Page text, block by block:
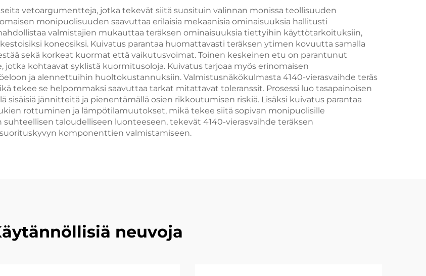
vetoargumentteja, jotka tekevät siitä suosituin valinnan monissa teollisuuden
monipuolisuuden saavuttaa erilaisia mekaanisia ominaisuuksia hallitusti
valmistajien mukauttaa teräksen ominaisuuksia tiettyihin käyttötarkoituksiin,
koneosiksi. Kuivatus parantaa huomattavasti teräksen ytimen kovuutta samalla
sekä korkeat kuormat että vaikutusvoimat. Toinen keskeinen etu on parantunut
jotka kohtaavat syklistä kuormitusoloja. Kuivatus tarjoaa myös erinomaisen
ja alennettuihin huoltokustannuksiin. Valmistusnäkökulmasta 4140-vierasvaihde teräs
tekee se helpommaksi saavuttaa tarkat mitattavat toleranssit. Prosessi luo tasapainoisen
jännitteitä ja pienentämällä osien rikkoutumisen riskiä. Lisäksi kuivatus parantaa
rottuminen ja lämpötilamuutokset, mikä tekee siitä sopivan monipuolisille
taloudelliseen luonteeseen, tekevät 4140-vierasvaihde teräksen
komponenttien valmistamiseen.
neuvoja